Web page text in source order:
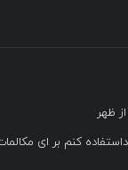
کنم بر ای